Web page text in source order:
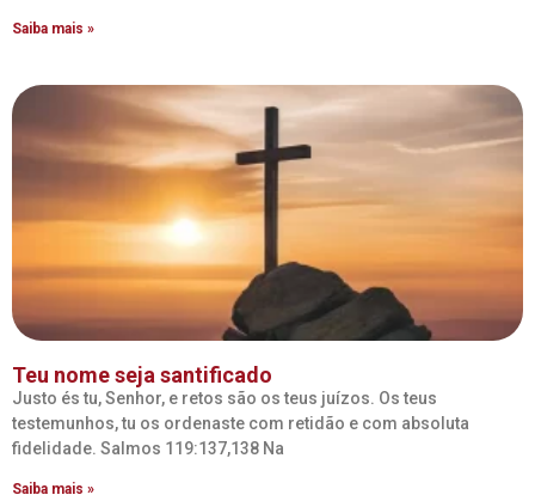
Saiba mais »
Teu nome seja santificado
Justo és tu, Senhor, e retos são os teus juízos. Os teus
testemunhos, tu os ordenaste com retidão e com absoluta
fidelidade. Salmos 119:137,138 Na
Saiba mais »